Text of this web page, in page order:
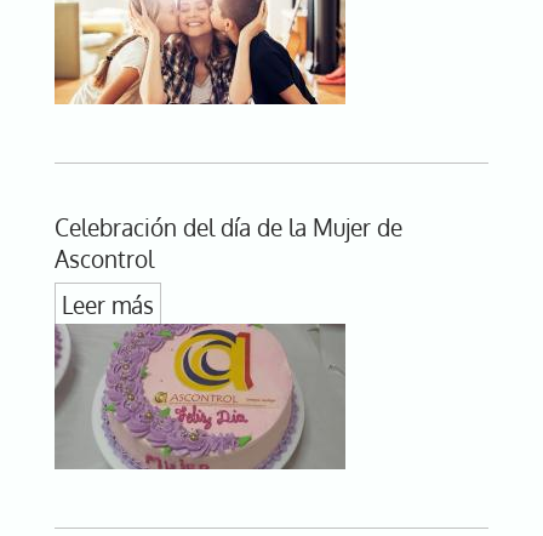
Celebración del día de la Mujer de
Ascontrol
Leer más